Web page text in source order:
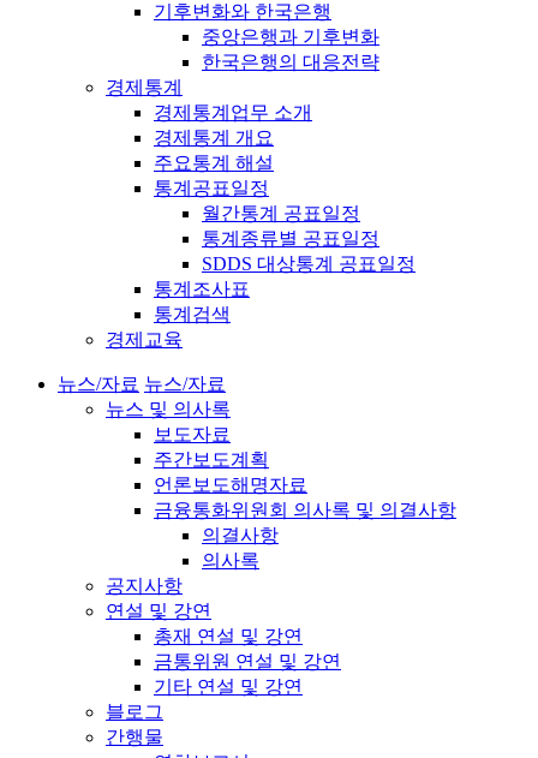
기후변화와 한국은행
중앙은행과 기후변화
한국은행의 대응전략
경제통계
경제통계업무 소개
경제통계 개요
주요통계 해설
통계공표일정
월간통계 공표일정
통계종류별 공표일정
SDDS 대상통계 공표일정
통계조사표
통계검색
경제교육
뉴스/자료 뉴스/자료
뉴스 및 의사록
보도자료
주간보도계획
언론보도해명자료
금융통화위원회 의사록 및 의결사항
의결사항
의사록
공지사항
연설 및 강연
총재 연설 및 강연
금통위원 연설 및 강연
기타 연설 및 강연
블로그
간행물